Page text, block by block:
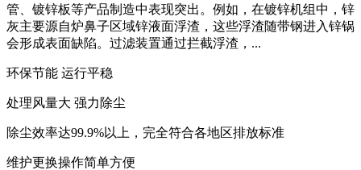
管、镀锌板等产品制造中表现突出。例如，在镀锌机组中，锌
灰主要源自炉鼻子区域锌液面浮渣，这些浮渣随带钢进入锌锅
会形成表面缺陷。过滤装置通过拦截浮渣，...
环保节能 运行平稳
处理风量大 强力除尘
除尘效率达99.9%以上，完全符合各地区排放标准
维护更换操作简单方便